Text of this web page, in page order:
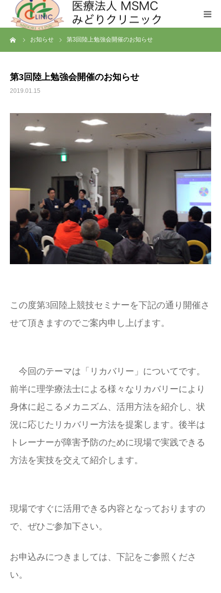
お知らせ 第3回陸上勉強会開催のお知らせ
第3回陸上勉強会開催のお知らせ
2019.01.15
この度第3回陸上競技セミナーを下記の通り開催さ
せて頂きますのでご案内申し上げます。
今回のテーマは「リカバリー」についてです。
前半に理学療法士による様々なリカバリーにより
身体に起こるメカニズム、活用方法を紹介し、状
況に応じたリカバリー方法を提案します。後半は
トレーナーが障害予防のために現場で実践できる
方法を実技を交えて紹介します。
現場ですぐに活用できる内容となっておりますの
で、ぜひご参加下さい。
お申込みにつきましては、下記をご参照くださ
い。
クリニックについて
メディカルフィットネス SHL